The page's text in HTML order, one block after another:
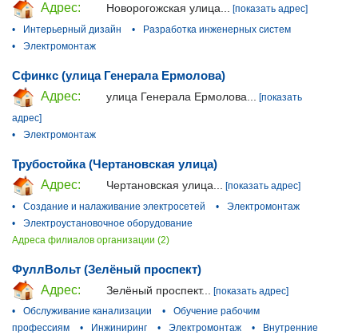
Адрес:
Новорогожская улица... [показать адрес]
•
Интерьерный дизайн •
Разработка инженерных систем
•
Электромонтаж
Сфинкс (улица Генерала Ермолова)
Адрес:
улица Генерала Ермолова...
[показать
адрес]
•
Электромонтаж
Трубостойка (Чертановская улица)
Адрес:
Чертановская улица...
[показать адрес]
•
Создание и налаживание электросетей •
Электромонтаж
•
Электроустановочное оборудование
Адреса филиалов организации (2)
ФуллВольт (Зелёный проспект)
Адрес:
Зелёный проспект...
[показать адрес]
•
Обслуживание канализации •
Обучение рабочим
профессиям
• Инжиниринг • Электромонтаж •
Внутренние